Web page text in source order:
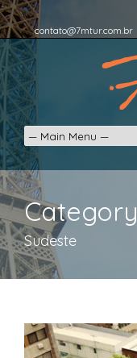
contato@7mtur.com.br
Category
Sudeste